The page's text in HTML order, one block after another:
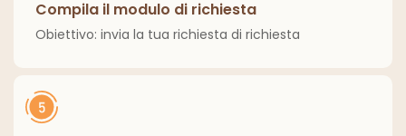
Compila il modulo di richiesta
Obiettivo: invia la tua richiesta di richiesta